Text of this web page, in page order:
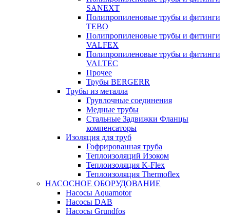
SANEXT
Полипропиленовые трубы и фитинги
TEBO
Полипропиленовые трубы и фитинги
VALFEX
Полипропиленовые трубы и фитинги
VALTEC
Прочее
Трубы BERGERR
Трубы из металла
Грувлочные соединения
Медные трубы
Стальные Задвижки Фланцы
компенсаторы
Изоляция для труб
Гофрированная труба
Теплоизоляций Изоком
Теплоизоляция K-Flex
Теплоизоляция Thermoflex
НАСОСНОЕ ОБОРУДОВАНИЕ
Насосы Aquamotor
Насосы DAB
Насосы Grundfos